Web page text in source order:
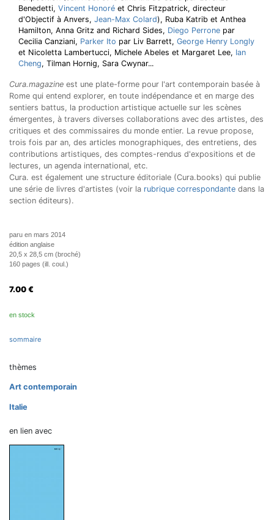
Benedetti, Vincent Honoré et Chris Fitzpatrick, directeur
d'Objectif à Anvers, Jean-Max Colard), Ruba Katrib et Anthea
Hamilton, Anna Gritz and Richard Sides, Diego Perrone par
Cecilia Canziani, Parker Ito par Liv Barrett, George Henry Longly
et Nicoletta Lambertucci, Michele Abeles et Margaret Lee, Ian
Cheng, Tilman Hornig, Sara Cwynar...
Cura.magazine est une plate-forme pour l'art contemporain basée à
Rome qui entend explorer, en toute indépendance et en marge des
sentiers battus, la production artistique actuelle sur les scènes
émergentes, à travers diverses collaborations avec des artistes, des
critiques et des commissaires du monde entier. La revue propose,
trois fois par an, des articles monographiques, des entretiens, des
contributions artistiques, des comptes-rendus d'expositions et de
lectures, un agenda international, etc.
Cura. est également une structure éditoriale (Cura.books) qui publie
une série de livres d'artistes (voir la rubrique correspondante dans la
section éditeurs).
paru en mars 2014
édition anglaise
20,5 x 28,5 cm (broché)
160 pages (ill. coul.)
7.00 €
en stock
sommaire
thèmes
Art contemporain
Italie
en lien avec